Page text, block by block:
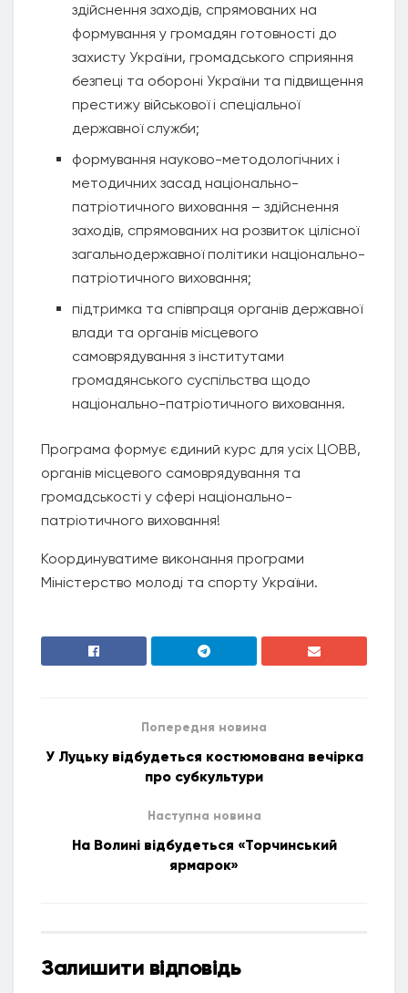
здійснення заходів, спрямованих на
формування у громадян готовності до
захисту України, громадського сприяння
безпеці та обороні України та підвищення
престижу військової і спеціальної
державної служби;
формування науково-методологічних і
методичних засад національно-
патріотичного виховання – здійснення
заходів, спрямованих на розвиток цілісної
загальнодержавної політики національно-
патріотичного виховання;
підтримка та співпраця органів державної
влади та органів місцевого
самоврядування з інститутами
громадянського суспільства щодо
національно-патріотичного виховання.
Програма формує єдиний курс для усіх ЦОВВ,
органів місцевого самоврядування та
громадськості у сфері національно-
патріотичного виховання!
Координуватиме виконання програми
Міністерство молоді та спорту України.
Попередня новина
У Луцьку відбудеться костюмована вечірка
про субкультури
Наступна новина
На Волині відбудеться «Торчинський
ярмарок»
Залишити відповідь